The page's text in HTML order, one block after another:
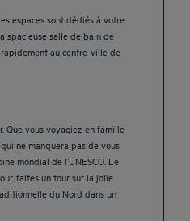
espaces sont dédiés à votre
spacieuse salle de bain de
rapidement au centre-ville de
Que vous voyagiez en famille
ne manquera pas de vous
mondial de l’UNESCO. Le
faites un tour sur la jolie
du Nord dans un